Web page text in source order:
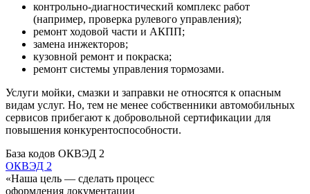
контрольно-диагностический комплекс работ
(например, проверка рулевого управления);
ремонт ходовой части и АКПП;
замена инжекторов;
кузовной ремонт и покраска;
ремонт системы управления тормозами.
Услуги мойки, смазки и заправки не относятся к опасным
видам услуг. Но, тем не менее собственники автомобильных
сервисов прибегают к добровольной сертификации для
повышения конкурентоспособности.
База кодов ОКВЭД 2
ОКВЭД 2
«Наша цель — сделать процесс
оформления документации